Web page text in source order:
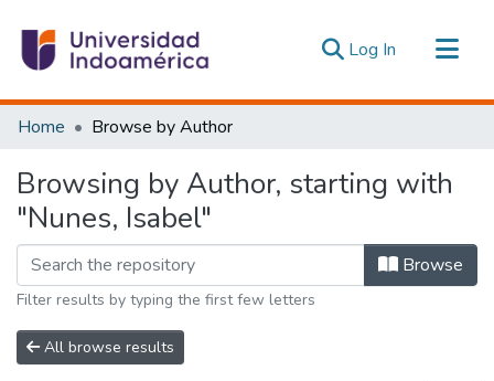
Log In (current)
Communities & Collections
Estadísticas Externas
Home Browse by Author
Browsing by Author, starting with
"Nunes, Isabel"
Browse
Filter results by typing the first few letters
All browse results